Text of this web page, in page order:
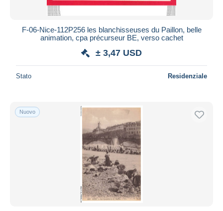
F-06-Nice-112P256 les blanchisseuses du Paillon, belle
animation, cpa précurseur BE, verso cachet
± 3,47 USD
Stato Residenziale
Nuovo